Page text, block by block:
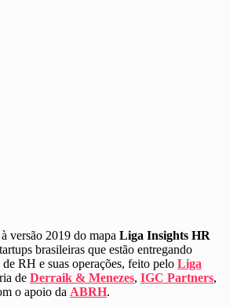
versão 2019 do mapa Liga Insights HR
brasileiras que estão entregando
de RH e suas operações, feito pelo Liga
de Derraik & Menezes, IGC Partners,
o apoio da ABRH.